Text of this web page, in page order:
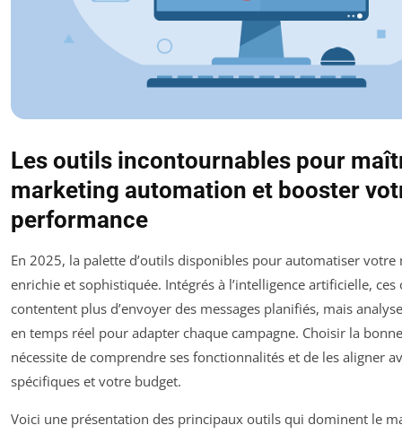
Les outils incontournables pour
marketing automation et booster
performance
En 2025, la palette d’outils disponibles pour automatiser votre
enrichie et sophistiquée. Intégrés à l’intelligence artificielle, ces
contentent plus d’envoyer des messages planifiés, mais
en temps réel pour adapter chaque campagne. Choisir la
nécessite de comprendre ses fonctionnalités et de les aligner
spécifiques et votre budget.
Voici une présentation des principaux outils qui dominent le